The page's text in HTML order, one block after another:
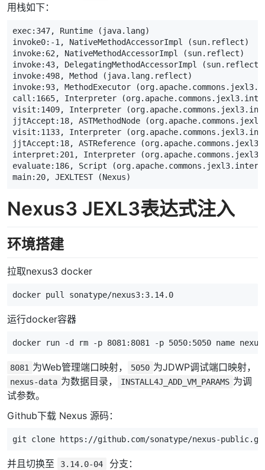
用栈如下：
exec: 347, Runtime ( java. lang)
invoke0: -1 , NativeMethodAccessorImpl (sun. reflect)
invoke: 62 , NativeMethodAccessorImpl (sun. reflect)
invoke:43, DelegatingMethodAccessorImpl (sun. reflect
invoke:498, Method ( java. lang. reflect)
invoke: 93, MethodExecutor (org. apache. commons . jexl3.
call: 1665, Interpreter (org. apache. commons . jexl3.
visit: 1409, Interpreter (org. apache. commons . jexl3.
jjtAccept: 18, ASTMethodNode (org. apache. commons . jexl3
visit: 1133, Interpreter (org. apache. commons . jexl3.
jjtAccept: 18, ASTReference (org. apache. commons . jexl3
interpret: 201 , Interpreter (org. apache. commons . jexl3
evaluate: 186, Script (org. apache. commons . jexl3.
main: 20, JEXLTEST (Nexus)
Nexus3 JEXL3表达式注入
环境搭建
拉取nexus3 docker
运行docker容器
docker run -d rm -p 8081 :8081 -p 5050:5050 name
8081 为Web管理端口映射， 5050 为JDWP调试端口映射，
nexus-data 为数据目录， INSTALL4J_ADD_VM_PARAMS 为调
试参数。
Github下载 Nexus 源码：
并且切换至 3.14.0-04 分支：